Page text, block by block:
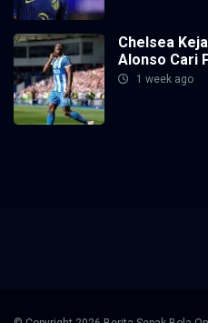
Chelsea
Alonso Cari
1 week ago